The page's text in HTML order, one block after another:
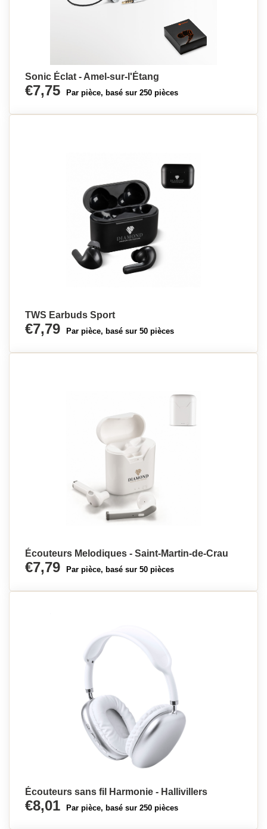
Sonic Éclat - Amel-sur-l'Étang
€7,75 Par pièce, basé sur 250 pièces
TWS Earbuds Sport
€7,79 Par pièce, basé sur 50 pièces
Écouteurs Melodiques - Saint-Martin-de-Crau
€7,79 Par pièce, basé sur 50 pièces
Écouteurs sans fil Harmonie - Hallivillers
€8,01 Par pièce, basé sur 250 pièces